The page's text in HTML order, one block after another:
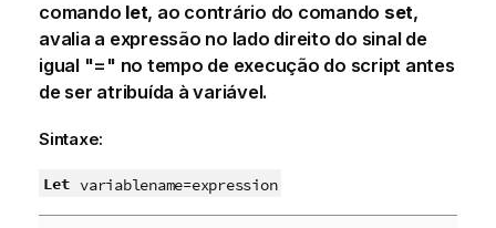
comando let, ao contrário do comando set,
avalia a expressão no lado direito do sinal de
igual "=" no tempo de execução do script antes
de ser atribuída à variável.
Sintaxe:
Let variablename=expression